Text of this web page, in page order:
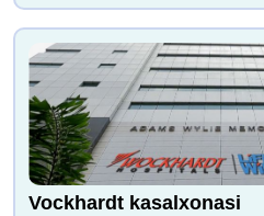
Vockhardt kasalxonasi